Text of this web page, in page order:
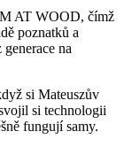
AT WOOD, čímž
poznatků a
na
si Mateuszův
si technologii
fungují samy.